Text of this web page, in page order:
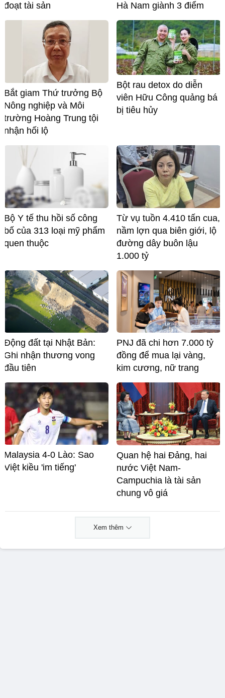
đoạt tài sản
Hà Nam giành 3 điểm
Bắt giam Thứ trưởng Bộ
Nông nghiệp và Môi
trường Hoàng Trung tội
nhận hối lộ
Bột rau detox do diễn
viên Hữu Công quảng bá
bị tiêu hủy
Bộ Y tế thu hồi số công
bố của 313 loại mỹ phẩm
quen thuộc
Từ vụ tuồn 4.410 tấn cua,
nầm lợn qua biên giới, lộ
đường dây buôn lậu
1.000 tỷ
Động đất tại Nhật Bản:
Ghi nhận thương vong
đầu tiên
PNJ đã chi hơn 7.000 tỷ
đồng để mua lại vàng,
kim cương, nữ trang
Malaysia 4-0 Lào: Sao
Việt kiều 'im tiếng'
Quan hệ hai Đảng, hai
nước Việt Nam-
Campuchia là tài sản
chung vô giá ​
Xem thêm